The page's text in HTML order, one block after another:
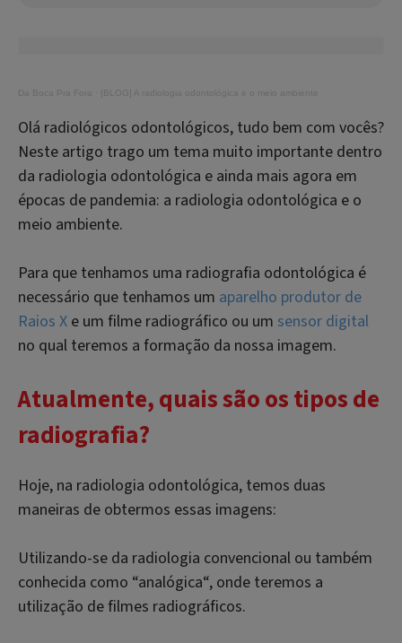
Da Boca Pra Fora [BLOG] A radiologia odontológica e o meio ambiente
Olá radiológicos odontológicos, tudo bem com vocês?
Neste artigo trago um tema muito importante dentro
da radiologia odontológica e ainda mais agora em
épocas de pandemia: a radiologia odontológica e o
meio ambiente.
Para que tenhamos uma radiografia odontológica é
necessário que tenhamos um aparelho produtor de
Raios X e um filme radiográfico ou um sensor digital
no qual teremos a formação da nossa imagem.
Atualmente, quais são os tipos de
radiografia?
Hoje, na radiologia odontológica, temos duas
maneiras de obtermos essas imagens:
Utilizando-se da radiologia convencional ou também
conhecida como “analógica“, onde teremos a
utilização de filmes radiográficos.